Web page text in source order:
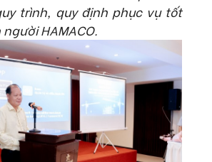
trình, quy định phục vụ tốt
HAMACO.